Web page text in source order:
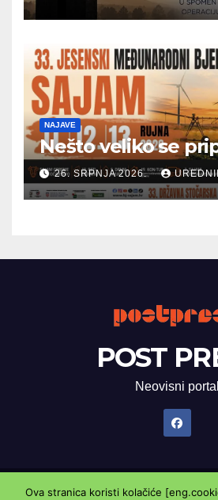
NAJAVE
Nešto veliko se
26. SRPNJA 2026.
POST
Neovisni portal
Ova stranica koristi kolačiće